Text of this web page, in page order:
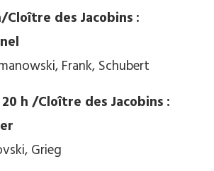
Cloître des Jacobins :
Frank, Schubert
h /Cloître des Jacobins :
Grieg